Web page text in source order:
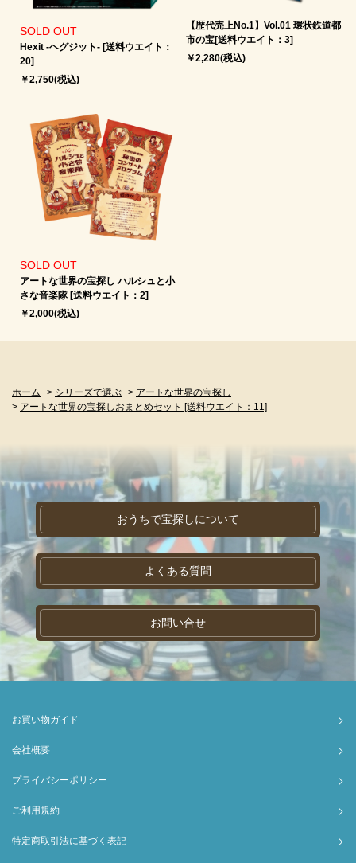
SOLD OUT
Hexit -ヘグジット‐ [送料ウエイト：
20]
￥2,750(税込)
【歴代売上No.1】Vol.01 環状鉄道都
市の宝[送料ウエイト：3]
￥2,280(税込)
SOLD OUT
アートな世界の宝探し ハルシュと小
さな音楽隊 [送料ウエイト：2]
￥2,000(税込)
ホーム > シリーズで選ぶ > アートな世界の宝探し
> アートな世界の宝探しおまとめセット [送料ウエイト：11]
おうちで宝探しについて
よくある質問
お問い合せ
お買い物ガイド
会社概要
プライバシーポリシー
ご利用規約
特定商取引法に基づく表記